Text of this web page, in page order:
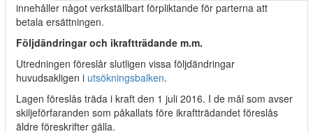
innehåller något verkställbart förpliktande för parterna att
betala ersättningen.
Följdändringar och ikraftträdande m.m.
Utredningen föreslår slutligen vissa följdändringar
huvudsakligen i utsökningsbalken.
Lagen föreslås träda i kraft den 1 juli 2016. I de mål som avser
skiljeförfaranden som påkallats före ikraftträdandet föreslås
äldre föreskrifter gälla.